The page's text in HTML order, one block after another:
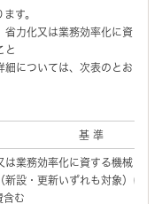
す。
省力化又は業務効率化に資
と
細については、次表のとお
基 準
は業務効率化に資する機械・装
新設・更新いずれも対象）に要
含む